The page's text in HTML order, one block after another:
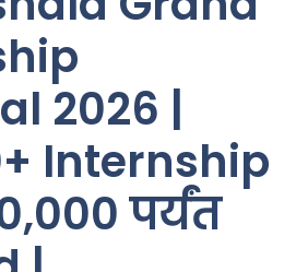
2026 |
Internship
पर्यंत